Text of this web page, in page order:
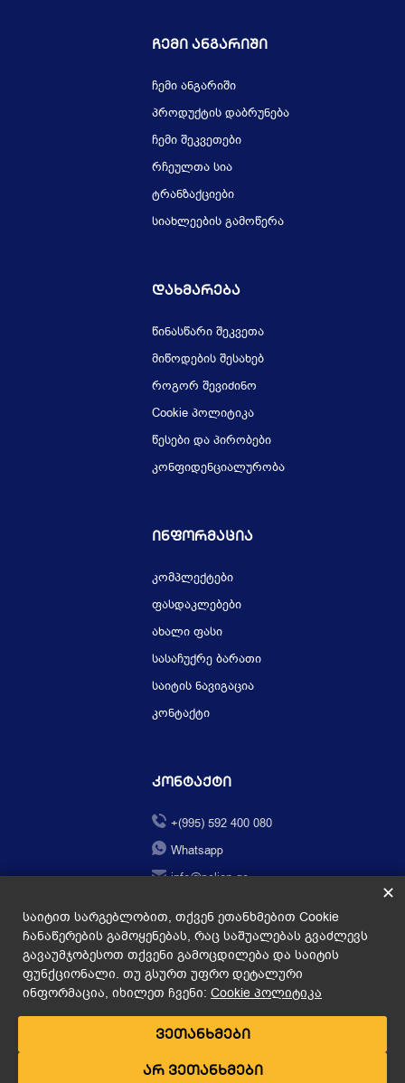
Ჩემი Ანგარიში
ჩემი ანგარიში
პროდუქტის დაბრუნება
ჩემი შეკვეთები
რჩეულთა სია
ტრანზაქციები
სიახლეების გამოწერა
Დახმარება
წინასწარი შეკვეთა
მიწოდების შესახებ
როგორ შევიძინო
Cookie პოლიტიკა
წესები და პირობები
კონფიდენციალურობა
Ინფორმაცია
კომპლექტები
ფასდაკლებები
ახალი ფასი
სასაჩუქრე ბარათი
საიტის ნავიგაცია
კონტაქტი
Კონტაქტი
+(995) 592 400 080
Whatsapp
info@pclion.ge
PCLION.GE © 2026 created by
საიტით სარგებლობით, თქვენ ეთანხმებით Cookie
ჩანაწერების გამოყენებას, რაც საშუალებას გვაძლევს
გავაუმჯობესოთ თქვენი გამოცდილება და საიტის
ფუნქციონალი. თუ გსურთ უფრო დეტალური
ინფორმაცია, იხილეთ ჩვენი: Cookie პოლიტიკა
ვეთანხმები
არ ვეთანხმები
✕